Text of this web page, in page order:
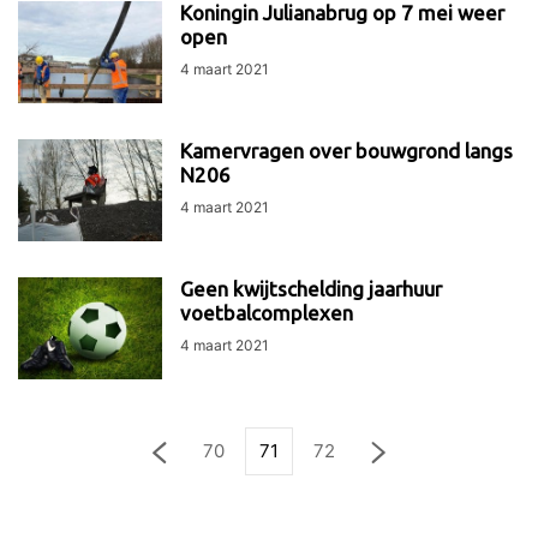
Koningin Julianabrug op 7 mei weer
open
4 maart 2021
Kamervragen over bouwgrond langs
N206
4 maart 2021
Geen kwijtschelding jaarhuur
voetbalcomplexen
4 maart 2021
70 71 72